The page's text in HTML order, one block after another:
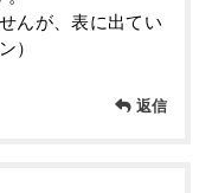
んが、表に出てい
）
返信